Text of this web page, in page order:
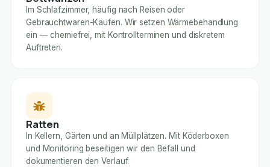
Im Schlafzimmer, häufig nach Reisen oder
Gebrauchtwaren-Käufen. Wir setzen Wärmebehandlung
ein — chemiefrei, mit Kontrollterminen und diskretem
Auftreten.
Ratten
In Kellern, Gärten und an Müllplätzen. Mit Köderboxen
und Monitoring beseitigen wir den Befall und
dokumentieren den Verlauf.